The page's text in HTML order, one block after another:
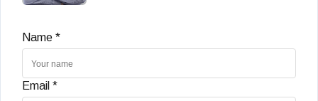
Name *
Email *